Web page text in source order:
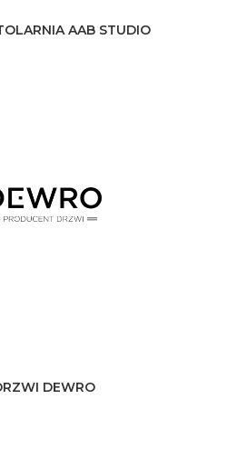
AAB STUDIO
DEWRO